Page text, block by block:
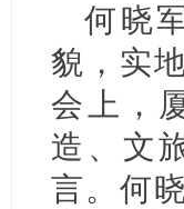
何晓
貌，实
会上，
造、文
言。何